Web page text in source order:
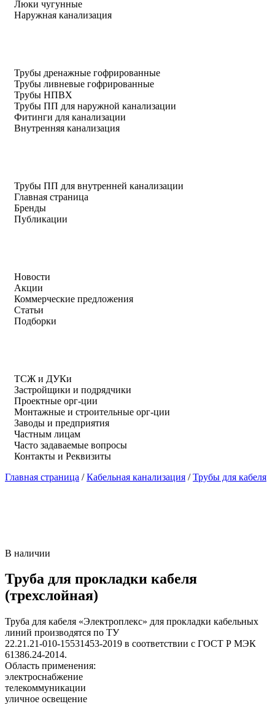
Люки чугунные
Наружная канализация
Трубы дренажные гофрированные
Трубы ливневые гофрированные
Трубы НПВХ
Трубы ПП для наружной канализации
Фитинги для канализации
Внутренняя канализация
Трубы ПП для внутренней канализации
Главная страница
Бренды
Публикации
Новости
Акции
Коммерческие предложения
Статьи
Подборки
ТСЖ и ДУКи
Застройщики и подрядчики
Проектные орг-ции
Монтажные и строительные орг-ции
Заводы и предприятия
Частным лицам
Часто задаваемые вопросы
Контакты и Реквизиты
Главная страница /Кабельная канализация /Трубы для кабеля
В наличии
Труба для прокладки кабеля
(трехслойная)
Труба для кабеля «Электроплекс» для прокладки кабельных
линий производятся по ТУ
22.21.21-010-15531453-2019 в соответствии с ГОСТ Р МЭК
61386.24-2014.
Область применения:
электроснабжение
телекоммуникации
уличное освещение